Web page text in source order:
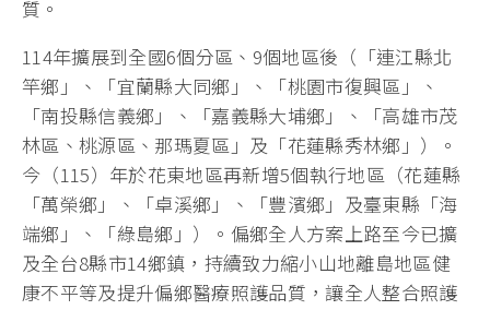
質。
114年擴展到全國6個分區、9個地區後（「連江縣北
竿鄉」、「宜蘭縣大同鄉」、「桃園市復興區」、
「南投縣信義鄉」、「嘉義縣大埔鄉」、「高雄市茂
林區、桃源區、那瑪夏區」及「花蓮縣秀林鄉」）。
今（115）年於花東地區再新增5個執行地區（花蓮縣
「萬榮鄉」、「卓溪鄉」、「豐濱鄉」及臺東縣「海
端鄉」、「綠島鄉」）。偏鄉全人方案上路至今已擴
及全台8縣市14鄉鎮，持續致力縮小山地離島地區健
康不平等及提升偏鄉醫療照護品質，讓全人整合照護